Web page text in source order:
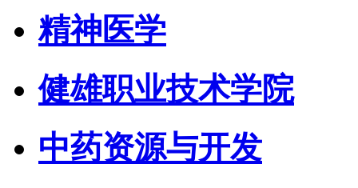
精神医学
健雄职业技术学院
中药资源与开发